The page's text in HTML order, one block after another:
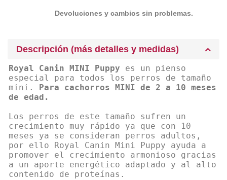
Devoluciones y cambios sin problemas.
Descripción (más detalles y medidas)
Royal Canin MINI Puppy es un pienso
especial para todos los perros de tamaño
mini.
Para cachorros MINI de 2 a 10 meses
de edad.
Los perros de este tamaño sufren un
crecimiento muy rápido ya que con 10
meses ya se consideran perros adultos,
por ello Royal Canin Mini Puppy ayuda a
promover el crecimiento armonioso gracias
a un aporte energético adaptado y al alto
contenido de proteínas.